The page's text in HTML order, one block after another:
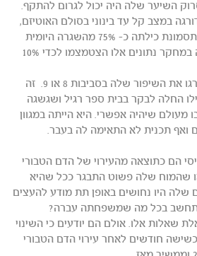
השיער שלה היה יכול לגרום להתקף.
שהייתה אז בת 5, דורגה במצב קל עד בינוני בסולם האוטיזם,
אולם הוריה מספרים כי התסמונת כילתה כ- 75% מהשגרה היומית
שלהם. לאחר שהשתתפה במחקר נתונים אלו הצטמצמו לכדי 10%
בסולם של 1 עד 10, הם דרגו את השיפור שלה בסביבות 8 או 9. זה
החלה לבקר בבית ספר רגיל ושגשגה
שיהיה אפשרי. היא הייתה במגוון
ואף תכנית לא התאימה לה בעבר.
הם כתוצאה מהעירוי של הדם הטבורי
שהמוח שלה פשוט התבגר ככל שהיא
שלה היו נחושים באופן תת מודע להעצים
בכל מה שמשפחתה עברה?
שאלות אלו. אולם הם יודעים כי השינוי
חודשים לאחר עירוי הדם הטבורי